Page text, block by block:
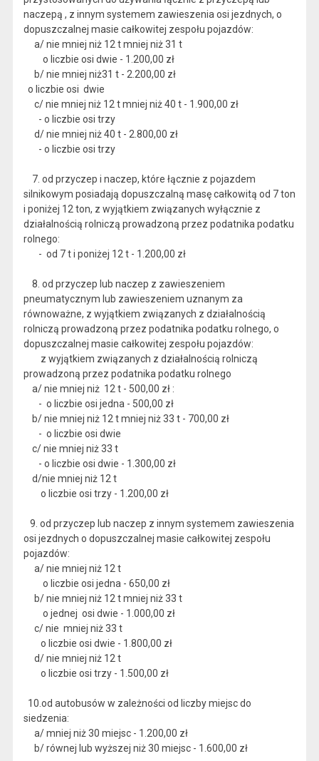
naczepą , z innym systemem zawieszenia osi jezdnych, o
dopuszczalnej masie całkowitej zespołu pojazdów:
a/ nie mniej niż 12 t mniej niż 31 t
o liczbie osi dwie - 1.200,00 zł
b/ nie mniej niż31 t - 2.200,00 zł
o liczbie osi dwie
c/ nie mniej niż 12 t mniej niż 40 t - 1.900,00 zł
- o liczbie osi trzy
d/ nie mniej niż 40 t - 2.800,00 zł
- o liczbie osi trzy
7. od przyczep i naczep, które łącznie z pojazdem
silnikowym posiadają dopuszczalną masę całkowitą od 7 ton
i poniżej 12 ton, z wyjątkiem związanych wyłącznie z
działalnością rolniczą prowadzoną przez podatnika podatku
rolnego:
- od 7 t i poniżej 12 t - 1.200,00 zł
8. od przyczep lub naczep z zawieszeniem
pneumatycznym lub zawieszeniem uznanym za
równoważne, z wyjątkiem związanych z działalnością
rolniczą prowadzoną przez podatnika podatku rolnego, o
dopuszczalnej masie całkowitej zespołu pojazdów:
z wyjątkiem związanych z działalnością rolniczą
prowadzoną przez podatnika podatku rolnego
a/ nie mniej niż 12 t - 500,00 zł :
- o liczbie osi jedna - 500,00 zł
b/ nie mniej niż 12 t mniej niż 33 t - 700,00 zł
- o liczbie osi dwie
c/ nie mniej niż 33 t
- o liczbie osi dwie - 1.300,00 zł
d/nie mniej niż 12 t
o liczbie osi trzy - 1.200,00 zł
9. od przyczep lub naczep z innym systemem zawieszenia
osi jezdnych o dopuszczalnej masie całkowitej zespołu
pojazdów:
a/ nie mniej niż 12 t
o liczbie osi jedna - 650,00 zł
b/ nie mniej niż 12 t mniej niż 33 t
o jednej osi dwie - 1.000,00 zł
c/ nie mniej niż 33 t
o liczbie osi dwie - 1.800,00 zł
d/ nie mniej niż 12 t
o liczbie osi trzy - 1.500,00 zł
10.od autobusów w zależności od liczby miejsc do
siedzenia:
a/ mniej niż 30 miejsc - 1.200,00 zł
b/ równej lub wyższej niż 30 miejsc - 1.600,00 zł